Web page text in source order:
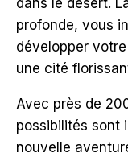
dans le désert.
profonde, vous
développer
une cité
Avec près de
possibilités sont
nouvelle